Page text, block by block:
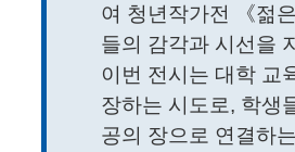
여 청년작가전 《젊
들의 감각과 시선을
이번 전시는 대학 교
장하는 시도로, 학생
공의 장으로 연결하